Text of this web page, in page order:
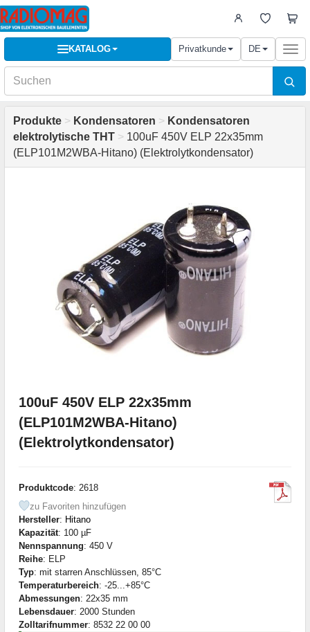
KATALOG Privatkunde DE
Produkte > Kondensatoren > Kondensatoren
elektrolytische THT > 100uF 450V ELP 22x35mm
(ELP101M2WBA-Hitano) (Elektrolytkondensator)
100uF 450V ELP 22x35mm
(ELP101M2WBA-Hitano)
(Elektrolytkondensator)
Produktcode: 2618
zu Favoriten hinzufügen
Hersteller: Hitano
Kapazität: 100 µF
Nennspannung: 450 V
Reihe: ELP
Typ: mit starren Anschlüssen, 85°C
Temperaturbereich: -25...+85°C
Abmessungen: 22x35 mm
Lebensdauer: 2000 Stunden
Zolltarifnummer: 8532 22 00 00